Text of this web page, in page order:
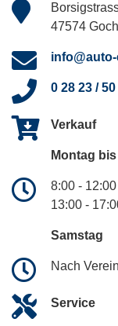
47574 Goch
0 28 23 /
Verkauf
Montag
8:00 -
13:00 -
Samstag
Nach
Service